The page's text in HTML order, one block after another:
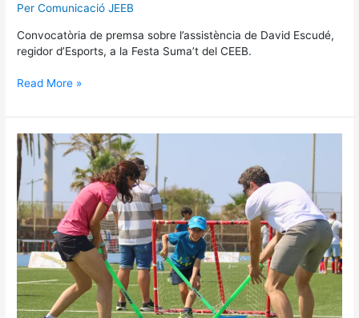
Per Comunicació JEEB
Convocatòria de premsa sobre l’assistència de David Escudé,
regidor d’Esports, a la Festa Suma’t del CEEB.
Read More »
Bàsics:
«Tot
a
punt
per
viure
una
nova
edició
de
la